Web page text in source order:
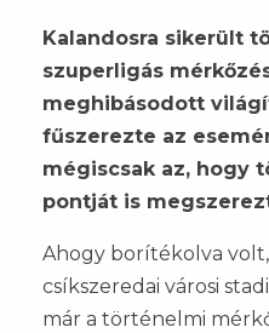
Kalandosra sikerült
szuperligás
meghibásodott
fűszerezte az
mégiscsak az, hogy
pontját is
Ahogy borítékolva
csíkszeredai városi
már a történelmi